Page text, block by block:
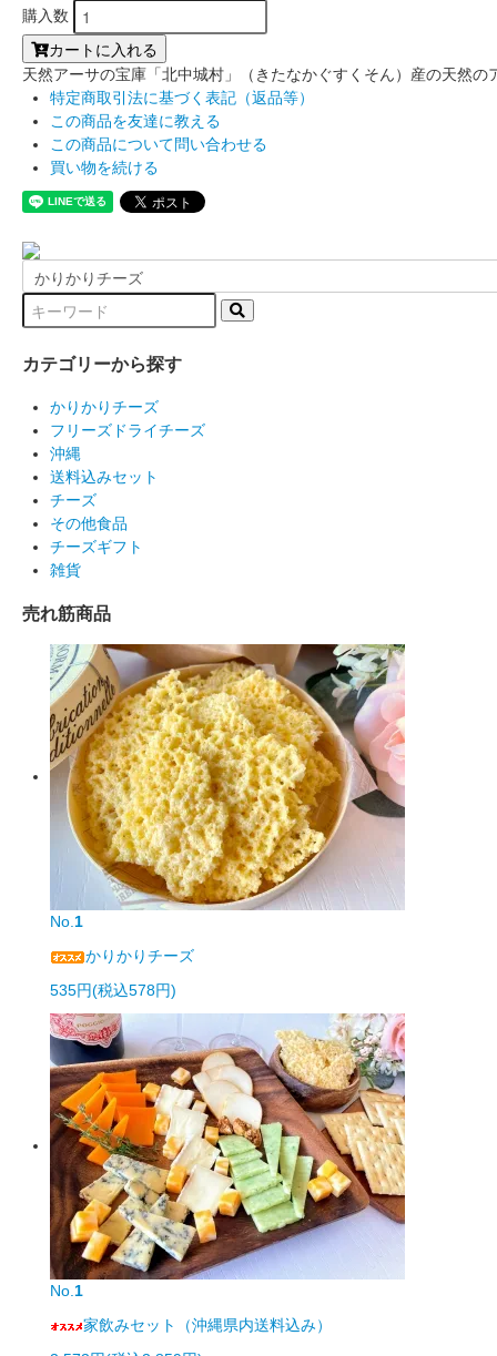
購入数
カートに入れる
天然アーサの宝庫「北中城村」（きたなかぐすくそん）産の天然の
特定商取引法に基づく表記（返品等）
この商品を友達に教える
この商品について問い合わせる
買い物を続ける
カテゴリーから探す
かりかりチーズ
フリーズドライチーズ
沖縄
送料込みセット
チーズ
その他食品
チーズギフト
雑貨
売れ筋商品
No.1
かりかりチーズ
535円(税込578円)
No.1
家飲みセット（沖縄県内送料込み）